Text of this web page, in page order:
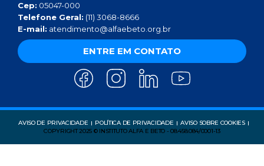
Cep: 05047-000
Telefone Geral: (11) 3068-8666
E-mail: atendimento@alfaebeto.org.br
ENTRE EM CONTATO
AVISO DE PRIVACIDADE POLÍTICA DE PRIVACIDADE
AVISO SOBRE COOKIES
COPYRIGHT 2025 © INSTITUTO ALFA E BETO - 08.458.084/0001-13